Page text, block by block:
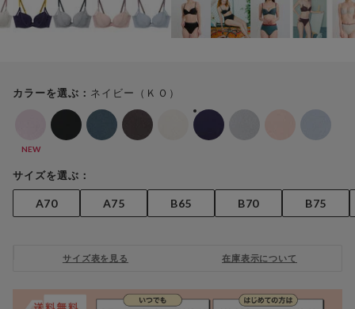
カラーを選ぶ： ネイビー（ＫＯ）
NEW
サイズを選ぶ：
A70 A75 B65 B70 B75
サイズ表を見る 在庫表示について